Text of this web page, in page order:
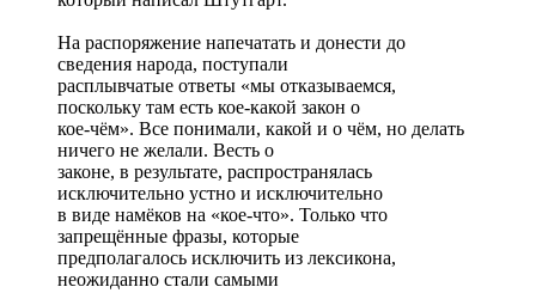
На распоряжение напечатать и донести до
сведения народа, поступали
расплывчатые ответы «мы отказываемся,
поскольку там есть кое-какой закон о
кое-чём». Все понимали, какой и о чём, но делать
ничего не желали. Весть о
законе, в результате, распространялась
исключительно устно и исключительно
в виде намёков на «кое-что». Только что
запрещённые фразы, которые
предполагалось исключить из лексикона,
неожиданно стали самыми